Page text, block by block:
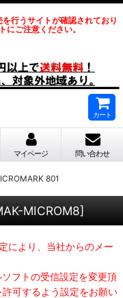
行うサイトが確認されており
にご注意ください。
カート
マイページ 問い合わせ
801
MICROM8]
により、当社からのメー
フトの受信設定を変更頂
可するよう設定をお願い